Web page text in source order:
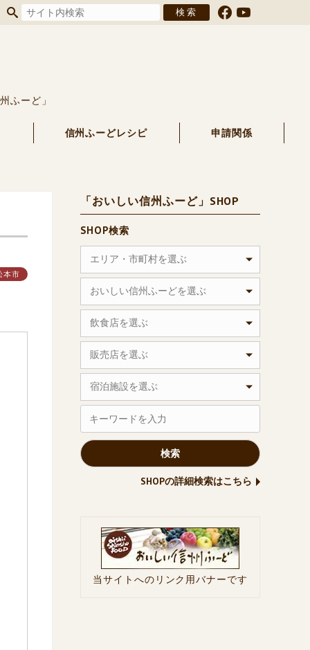
ふーど」
信州ふーどレシピ 申請関係
本市
「おいしい信州ふーど」SHOP
SHOP検索
エリア・市町村を選ぶ
おいしい信州ふーどを選ぶ
飲食店を選ぶ
販売店を選ぶ
宿泊施設を選ぶ
SHOPの詳細検索はこちら
当サイトへのリンク用バナーです